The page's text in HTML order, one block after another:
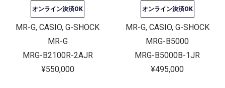
オンライン決済OK
MR-G, CASIO, G-SHOCK
MR-G
MRG-B2100R-2AJR
¥550,000
オンライン決済OK
MR-G, CASIO, G-SHOCK
MRG-B5000
MRG-B5000B-1JR
¥495,000